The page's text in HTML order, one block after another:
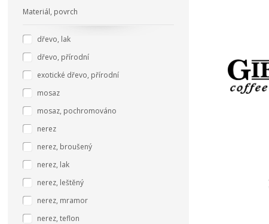
Materiál, povrch
dřevo, lak
dřevo, přírodní
exotické dřevo, přírodní
mosaz
mosaz, pochromováno
nerez
nerez, broušený
nerez, lak
nerez, leštěný
nerez, mramor
nerez, teflon